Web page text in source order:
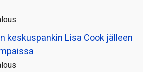
keskuspankin Lisa Cook jälleen